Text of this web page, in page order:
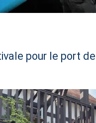
pour le port